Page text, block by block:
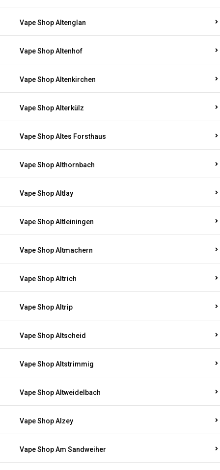
Vape Shop Altenglan
Vape Shop Altenhof
Vape Shop Altenkirchen
Vape Shop Alterkülz
Vape Shop Altes Forsthaus
Vape Shop Althornbach
Vape Shop Altlay
Vape Shop Altleiningen
Vape Shop Altmachern
Vape Shop Altrich
Vape Shop Altrip
Vape Shop Altscheid
Vape Shop Altstrimmig
Vape Shop Altweidelbach
Vape Shop Alzey
Vape Shop Am Sandweiher